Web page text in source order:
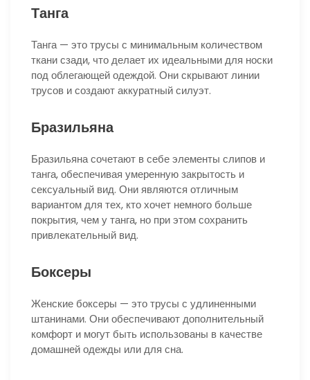
Танга
Танга — это трусы с минимальным количеством
ткани сзади, что делает их идеальными для носки
под облегающей одеждой. Они скрывают линии
трусов и создают аккуратный силуэт.
Бразильяна
Бразильяна сочетают в себе элементы слипов и
танга, обеспечивая умеренную закрытость и
сексуальный вид. Они являются отличным
вариантом для тех, кто хочет немного больше
покрытия, чем у танга, но при этом сохранить
привлекательный вид.
Боксеры
Женские боксеры — это трусы с удлиненными
штанинами. Они обеспечивают дополнительный
комфорт и могут быть использованы в качестве
домашней одежды или для сна.